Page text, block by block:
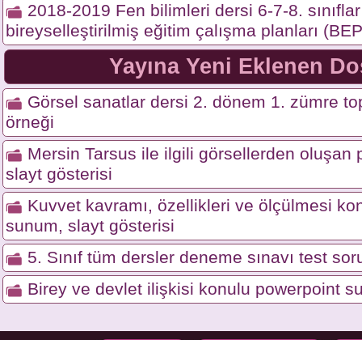
2018-2019 Fen bilimleri dersi 6-7-8. sınıflar
bireyselleştirilmiş eğitim çalışma planları
Yayına Yeni Eklenen
Görsel sanatlar dersi 2. dönem 1. zümre
örneği
Mersin Tarsus ile ilgili görsellerden oluşan
slayt gösterisi
Kuvvet kavramı, özellikleri ve ölçülmesi
sunum, slayt gösterisi
5. Sınıf tüm dersler deneme sınavı test
Birey ve devlet ilişkisi konulu powerpoint